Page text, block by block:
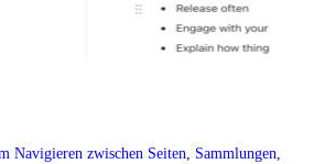
Navigieren zwischen Seiten, Sammlungen,